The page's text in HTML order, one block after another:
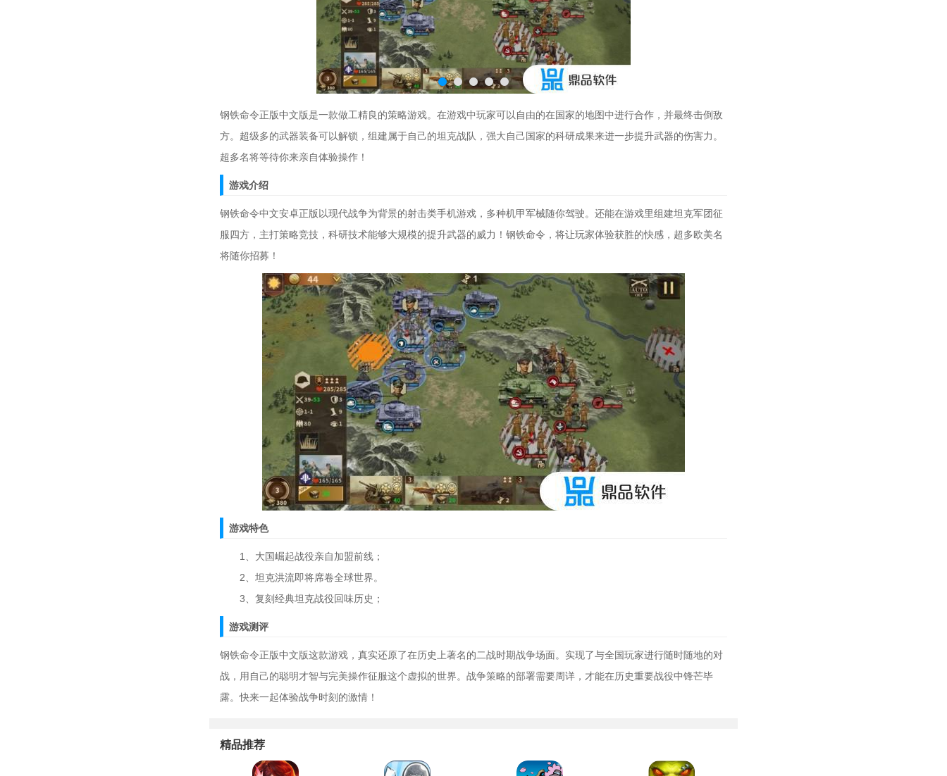
钢铁命令正版中文版是一款做工精良的策略游戏。在游戏中玩家可以自由的在国家的地图中进行合作，并最终击倒敌
方。超级多的武器装备可以解锁，组建属于自己的坦克战队，强大自己国家的科研成果来进一步提升武器的伤害力。
超多名将等待你来亲自体验操作！
游戏介绍
钢铁命令中文安卓正版以现代战争为背景的射击类手机游戏，多种机甲军械随你驾驶。还能在游戏里组建坦克军团征
服四方，主打策略竞技，科研技术能够大规模的提升武器的威力！钢铁命令，将让玩家体验获胜的快感，超多欧美名
将随你招募！
游戏特色
1、大国崛起战役亲自加盟前线；
2、坦克洪流即将席卷全球世界。
3、复刻经典坦克战役回味历史；
游戏测评
钢铁命令正版中文版这款游戏，真实还原了在历史上著名的二战时期战争场面。实现了与全国玩家进行随时随地的对
战，用自己的聪明才智与完美操作征服这个虚拟的世界。战争策略的部署需要周详，才能在历史重要战役中锋芒毕
露。快来一起体验战争时刻的激情！
精品推荐